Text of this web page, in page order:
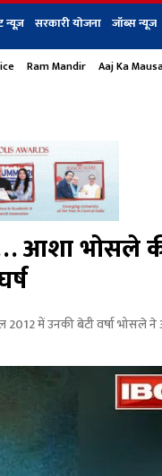
न्यूज़ सरकारी योजना जॉब्स न्यूज
Ram Mandir Aaj Ka
आशा भोसले
में उनकी बेटी वर्षा भोसले ने